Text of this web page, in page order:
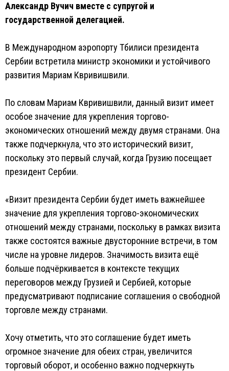
Александр Вучич вместе с супругой и
государственной делегацией.
В Международном аэропорту Тбилиси президента
Сербии встретила министр экономики и устойчивого
развития Мариам Квривишвили.
По словам Мариам Квривишвили, данный визит имеет
особое значение для укрепления торгово-
экономических отношений между двумя странами. Она
также подчеркнула, что это исторический визит,
поскольку это первый случай, когда Грузию посещает
президент Сербии.
«Визит президента Сербии будет иметь важнейшее
значение для укрепления торгово-экономических
отношений между странами, поскольку в рамках визита
также состоятся важные двусторонние встречи, в том
числе на уровне лидеров. Значимость визита ещё
больше подчёркивается в контексте текущих
переговоров между Грузией и Сербией, которые
предусматривают подписание соглашения о свободной
торговле между странами.
Хочу отметить, что это соглашение будет иметь
огромное значение для обеих стран, увеличится
торговый оборот, и особенно важно подчеркнуть